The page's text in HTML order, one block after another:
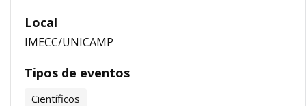
Local
IMECC/UNICAMP
Tipos de eventos
Científicos